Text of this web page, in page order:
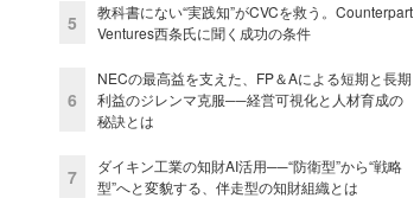
5
教科書にない“実践知”がCVCを救う。Counterpart
Ventures西条氏に聞く成功の条件
6
NECの最高益を支えた、FP＆Aによる短期と長期
利益のジレンマ克服──経営可視化と人材育成の
秘訣とは
7
ダイキン工業の知財AI活用──“防衛型”から“戦略
型”へと変貌する、伴走型の知財組織とは